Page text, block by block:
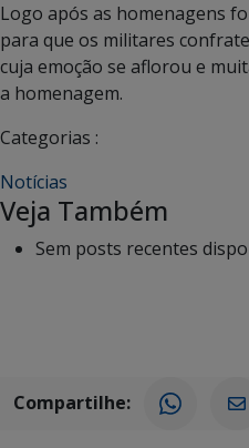
Logo após as homenagens
para que os militares
cuja emoção se aflorou e
a homenagem.
Categorias :
Notícias
Veja Também
Sem posts recentes
Compartilhe: